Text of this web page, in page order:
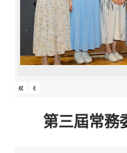
« ‹
第三屆常